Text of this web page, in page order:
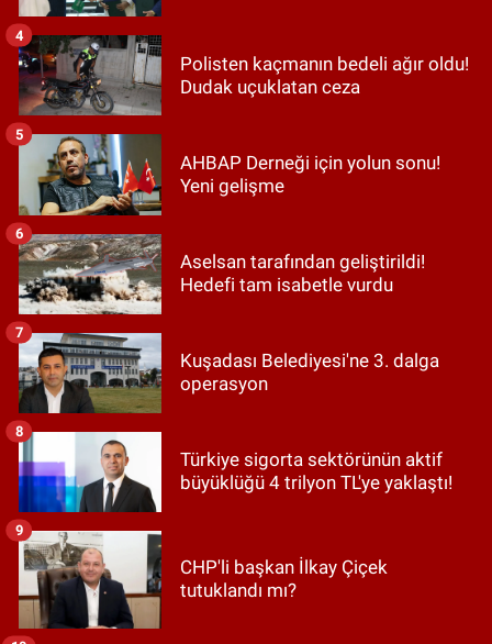
Polisten kaçmanın bedeli ağır oldu!
Dudak uçuklatan ceza
4
AHBAP Derneği için yolun sonu!
Yeni gelişme
5
Aselsan tarafından geliştirildi!
Hedefi tam isabetle vurdu
6
Kuşadası Belediyesi'ne 3. dalga
operasyon
7
Türkiye sigorta sektörünün aktif
büyüklüğü 4 trilyon TL'ye yaklaştı!
8
CHP'li başkan İlkay Çiçek
tutuklandı mı?
9